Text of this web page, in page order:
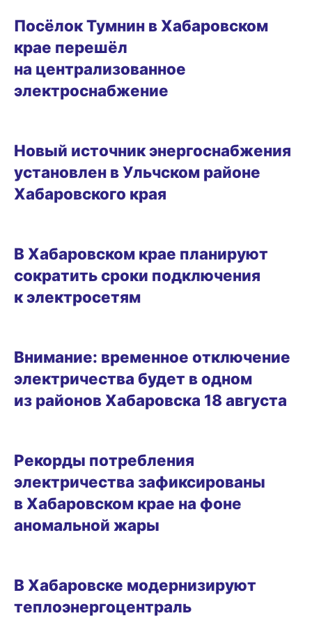
Посёлок Тумнин в Хабаровском
крае перешёл
на централизованное
электроснабжение
Новый источник энергоснабжения
установлен в Ульчском районе
Хабаровского края
В Хабаровском крае планируют
сократить сроки подключения
к электросетям
Внимание: временное отключение
электричества будет в одном
из районов Хабаровска 18 августа
Рекорды потребления
электричества зафиксированы
в Хабаровском крае на фоне
аномальной жары
В Хабаровске модернизируют
теплоэнергоцентраль